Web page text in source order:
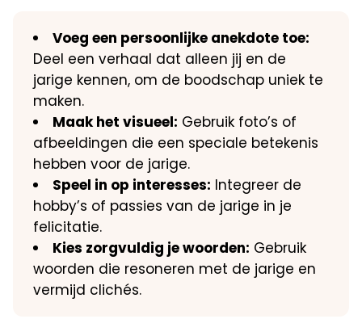
Voeg een persoonlijke anekdote toe:
Deel een verhaal dat alleen jij en de
jarige kennen, om de boodschap uniek te
maken.​
Maak het visueel: Gebruik foto’s of
afbeeldingen die een speciale betekenis
hebben voor de jarige.​
Speel in op interesses: Integreer de
hobby’s of passies van de jarige in je
felicitatie.​
Kies zorgvuldig je woorden: Gebruik
woorden die resoneren met de jarige en
vermijd clichés.​